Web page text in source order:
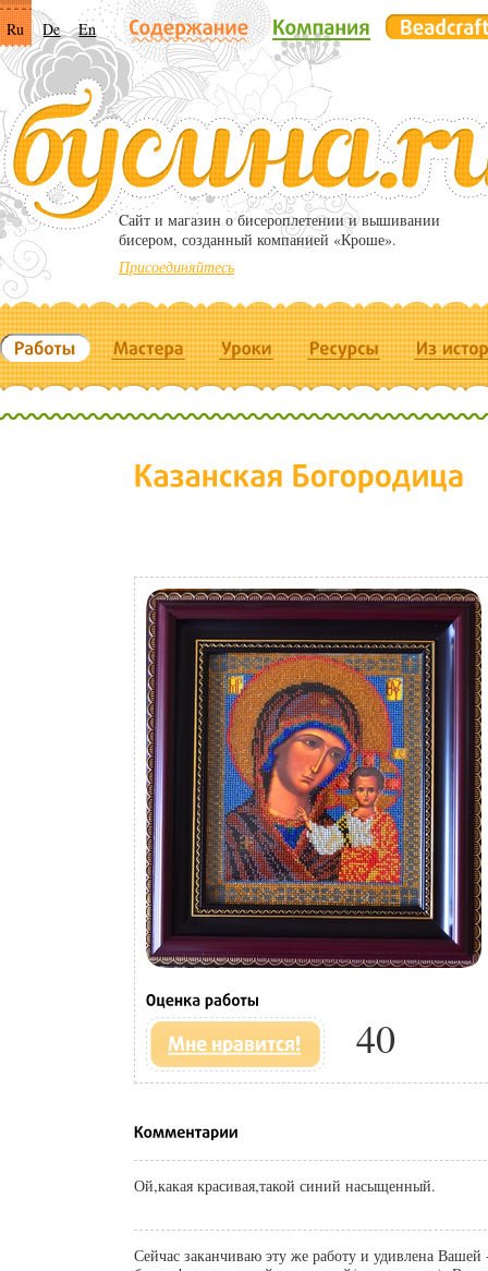
Ru De En
Cайт и магазин о бисероплетении и вышивании
бисером, созданный компанией «Кроше».
Присоединяйтесь
40
Ой,какая красивая,такой синий насыщенный.
Сейчас заканчиваю эту же работу и удивлена